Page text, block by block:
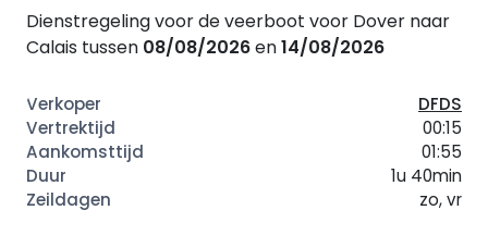
Dienstregeling voor de veerboot voor Dover naar
Calais tussen 08/08/2026en14/08/2026
DFDS
00:15
01:55
1u 40min
zo, vr